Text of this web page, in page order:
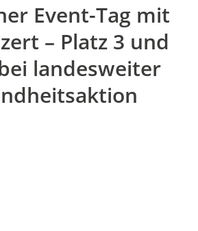
Event-Tag mit
– Platz 3 und
landesweiter